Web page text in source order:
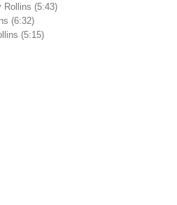
Rollins (5:43)
(6:32)
(5:15)